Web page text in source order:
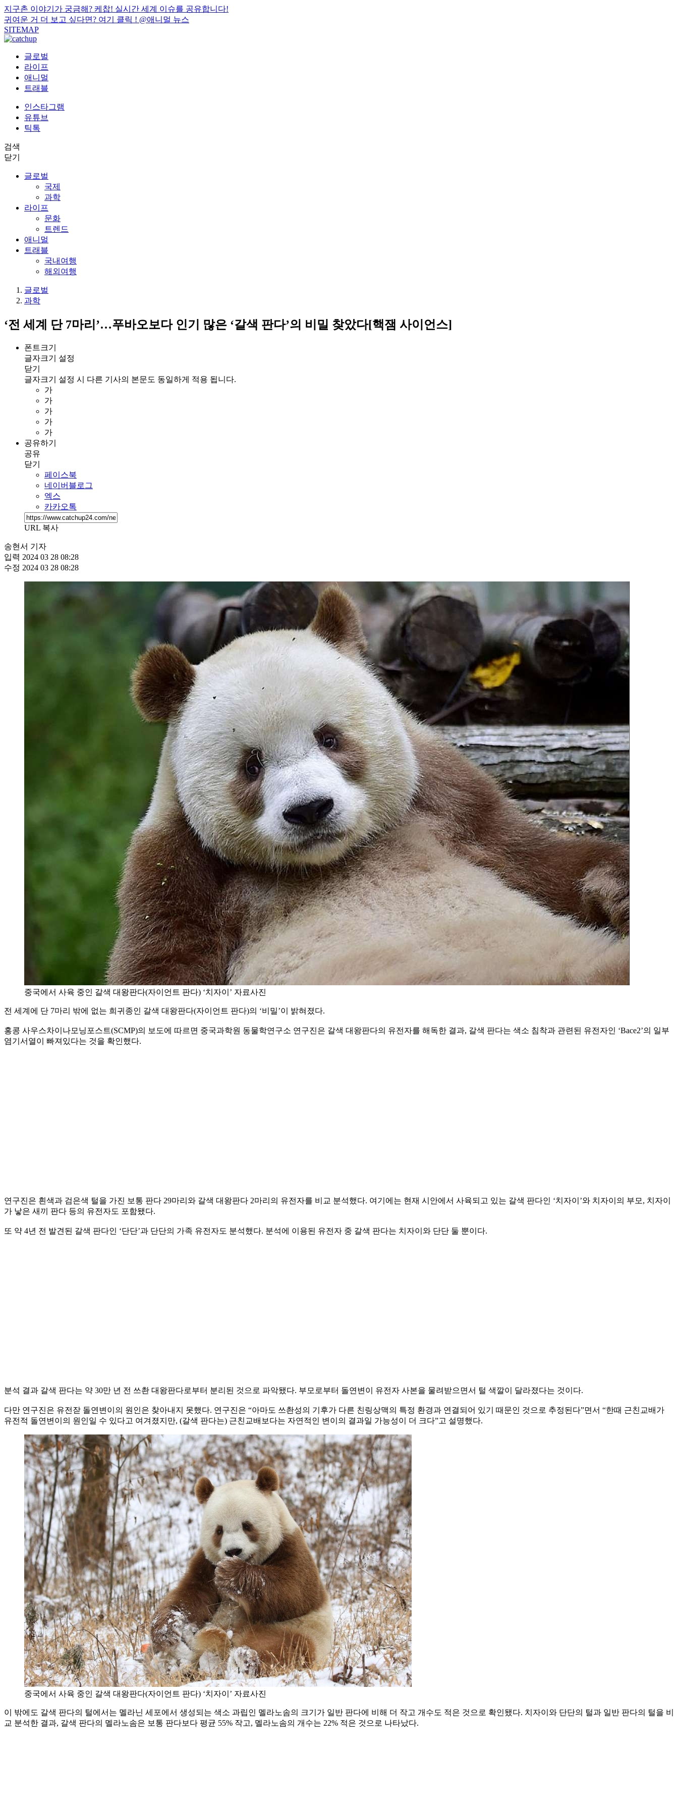
지구촌 이야기가 궁금해? 케찹! 실시간 세계 이슈를 공유합니다!
귀여운 거 더 보고 싶다면? 여기 클릭 ! @애니멀 뉴스
SITEMAP
글로벌
라이프
애니멀
트래블
인스타그램
유튜브
틱톡
검색
닫기
글로벌
국제
과학
라이프
문화
트렌드
애니멀
트래블
국내여행
해외여행
글로벌
과학
‘전 세계 단 7마리’…푸바오보다 인기 많은 ‘갈색 판다’의 비밀 찾았다[핵잼 사이언스]
폰트크기
글자크기 설정
닫기
글자크기 설정 시 다른 기사의 본문도 동일하게 적용 됩니다.
가
가
가
가
가
공유하기
공유
닫기
페이스북
네이버블로그
엑스
카카오톡
URL 복사
송현서 기자
입력 2024 03 28 08:28
수정 2024 03 28 08:28
중국에서 사육 중인 갈색 대왕판다(자이언트 판다) ‘치자이’ 자료사진
전 세계에 단 7마리 밖에 없는 희귀종인 갈색 대왕판다(자이언트 판다)의 ‘비밀’이 밝혀졌다.
홍콩 사우스차이나모닝포스트(SCMP)의 보도에 따르면 중국과학원 동물학연구소 연구진은 갈색 대왕판다의 유전자를 해독한 결과, 갈색 판다는 색소 침착과 관련된 유전자인 ‘Bace2’의 일부
염기서열이 빠져있다는 것을 확인했다.
연구진은 흰색과 검은색 털을 가진 보통 판다 29마리와 갈색 대왕판다 2마리의 유전자를 비교 분석했다. 여기에는 현재 시안에서 사육되고 있는 갈색 판다인 ‘치자이’와 치자이의 부모, 치자이
가 낳은 새끼 판다 등의 유전자도 포함됐다.
또 약 4년 전 발견된 갈색 판다인 ‘단단’과 단단의 가족 유전자도 분석했다. 분석에 이용된 유전자 중 갈색 판다는 치자이와 단단 둘 뿐이다.
분석 결과 갈색 판다는 약 30만 년 전 쓰촨 대왕판다로부터 분리된 것으로 파악됐다. 부모로부터 돌연변이 유전자 사본을 물려받으면서 털 색깔이 달라졌다는 것이다.
다만 연구진은 유전잗 돌연변이의 원인은 찾아내지 못했다. 연구진은 “아마도 쓰촨성의 기후가 다른 친링상맥의 특정 환경과 연결되어 있기 때문인 것으로 추정된다”면서 “한때 근친교배가
유전적 돌연변이의 원인일 수 있다고 여겨졌지만, (갈색 판다는) 근친교배보다는 자연적인 변이의 결과일 가능성이 더 크다”고 설명했다.
중국에서 사육 중인 갈색 대왕판다(자이언트 판다) ‘치자이’ 자료사진
이 밖에도 갈색 판다의 털에서는 멜라닌 세포에서 생성되는 색소 과립인 멜라노솜의 크기가 일반 판다에 비해 더 작고 개수도 적은 것으로 확인됐다. 치자이와 단단의 털과 일반 판다의 털을 비
교 분석한 결과, 갈색 판다의 멜라노솜은 보통 판다보다 평균 55% 작고, 멜라노솜의 개수는 22% 적은 것으로 나타났다.